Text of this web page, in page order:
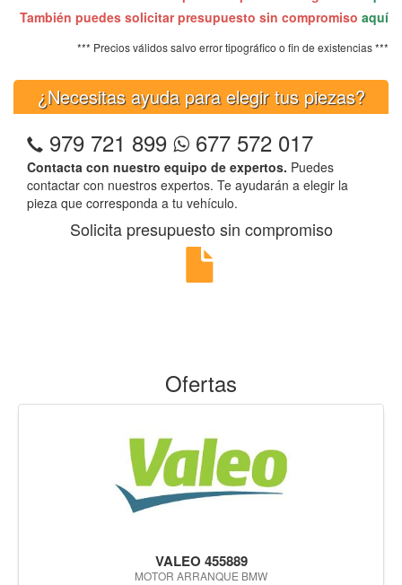
También puedes solicitar presupuesto sin compromiso aquí
*** Precios válidos salvo error tipográfico o fin de existencias ***
¿Necesitas ayuda para elegir tus piezas?
979 721 899 677 572 017
Contacta con nuestro equipo de expertos. Puedes
contactar con nuestros expertos. Te ayudarán a elegir la
pieza que corresponda a tu vehículo.
Solicita presupuesto sin compromiso
Ofertas
VALEO 455889
MOTOR ARRANQUE BMW